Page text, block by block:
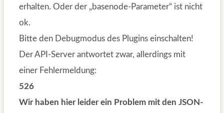
erhalten. Oder der „basenode-Parameter“ ist nicht
ok.
Bitte den Debugmodus des Plugins einschalten!
Der API-Server antwortet zwar, allerdings mit
einer Fehlermeldung:
526
Wir haben hier leider ein Problem mit den JSON-